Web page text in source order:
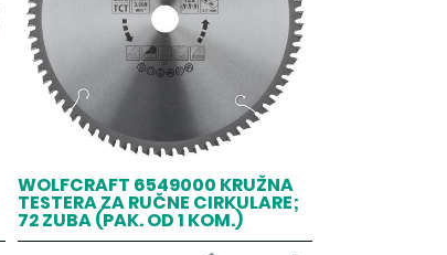
WOLFCRAFT 6549000 KRUŽNA
TESTERA ZA RUČNE CIRKULARE;
72 ZUBA (PAK. OD 1 KOM.)